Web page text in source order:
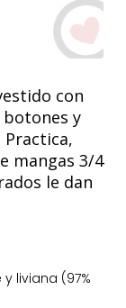
con
y
mangas 3/4
le dan
y liviana (97%